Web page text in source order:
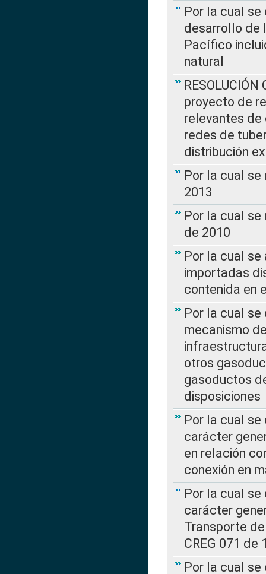
Por la cual
desarrollo de
Pacífico
natural
proyecto de
relevantes de
redes de
distribución
Por la cual se
2013
Por la cual se
de 2010
Por la cual
importadas
contenida en
Por la cual se
mecanismo
otros
gasoductos
disposiciones
Por la cual
carácter
en relación
conexión en
Por la cual
carácter
Transporte
CREG 071 de
Por la cual